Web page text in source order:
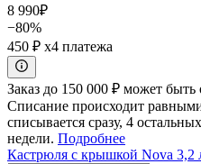
8 990₽
−80%
450 ₽ x4 платежа
Заказ до 150 000 ₽ может
Списание происходит
списывается сразу, 4
недели. Подробнее
Кастрюля с крышкой Nova 3,2